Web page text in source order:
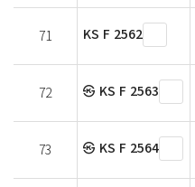
71 KS F 2562
72 ㉿ KS F 2563
73 ㉿ KS F 2564